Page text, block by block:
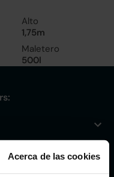
Acerca de las cookies
Alto
1,75m
Maletero
500l